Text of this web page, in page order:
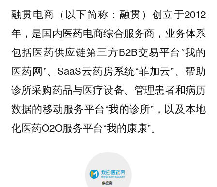
融贯电商（以下简称：融贯）创立于2012
年，是国内医药电商综合服务商，业务体系
包括医药供应链第三方B2B交易平台“我的
医药网”、SaaS云药房系统“菲加云”、帮助
诊所采购药品与医疗设备、管理患者和病历
数据的移动服务平台“我的诊所”，以及本地
化医药O2O服务平台“我的康康”。